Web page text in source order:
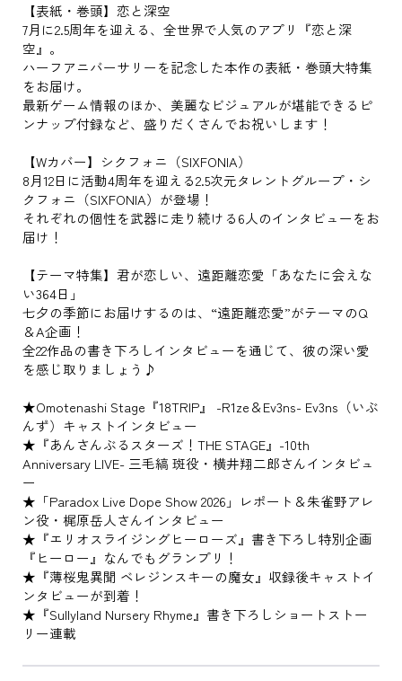
【表紙・巻頭】恋と深空
7月に2.5周年を迎える、全世界で人気のアプリ『恋と深
空』。
ハーフアニバーサリーを記念した本作の表紙・巻頭大特集
をお届け。
最新ゲーム情報のほか、美麗なビジュアルが堪能できるピ
ンナップ付録など、盛りだくさんでお祝いします！
【Wカバー】シクフォニ（SIXFONIA）
8月12日に活動4周年を迎える2.5次元タレントグループ・シ
クフォニ（SIXFONIA）が登場！
それぞれの個性を武器に走り続ける6人のインタビューをお
届け！
【テーマ特集】君が恋しい、遠距離恋愛「あなたに会えな
い364日」
七夕の季節にお届けするのは、“遠距離恋愛”がテーマのQ
＆A企画！
全22作品の書き下ろしインタビューを通じて、彼の深い愛
を感じ取りましょう♪
★Omotenashi Stage『18TRIP』 -R1ze＆Ev3ns- Ev3ns（いぶ
んず）キャストインタビュー
★『あんさんぶるスターズ！THE STAGE』-10th
Anniversary LIVE- 三毛縞 斑役・横井翔二郎さんインタビュ
ー
★「Paradox Live Dope Show 2026」レポート＆朱雀野アレ
ン役・梶原岳人さんインタビュー
★『エリオスライジングヒーローズ』書き下ろし特別企画
『ヒーロー』なんでもグランプリ！
★『薄桜鬼異聞 ベレジンスキーの魔女』収録後キャストイ
ンタビューが到着！
★『Sullyland Nursery Rhyme』書き下ろしショートストー
リー連載